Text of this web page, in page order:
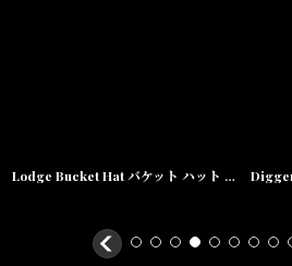
Lodge Bucket Hat バケット ハット 帽子 Khaki